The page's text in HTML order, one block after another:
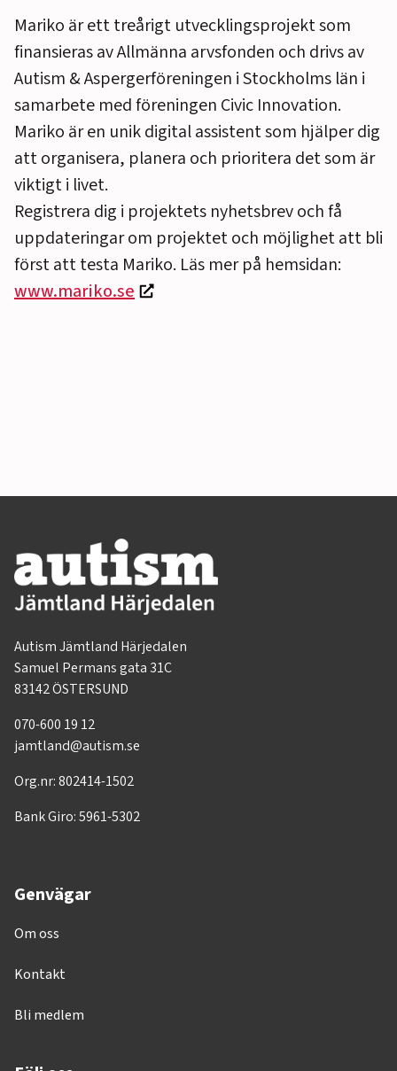
Mariko är ett treårigt utvecklingsprojekt som
finansieras av Allmänna arvsfonden och drivs av
Autism & Aspergerföreningen i Stockholms län i
samarbete med föreningen Civic Innovation.
Mariko är en unik digital assistent som hjälper dig
att organisera, planera och prioritera det som är
viktigt i livet.
Registrera dig i projektets nyhetsbrev och få
uppdateringar om projektet och möjlighet att bli
först att testa Mariko. Läs mer på hemsidan:
www.mariko.se
Autism Jämtland Härjedalen
Samuel Permans gata 31C
83142 ÖSTERSUND
070-600 19 12
jamtland@autism.se
Org.nr: 802414-1502
Bank Giro: 5961-5302
Genvägar
Om oss
Kontakt
Bli medlem